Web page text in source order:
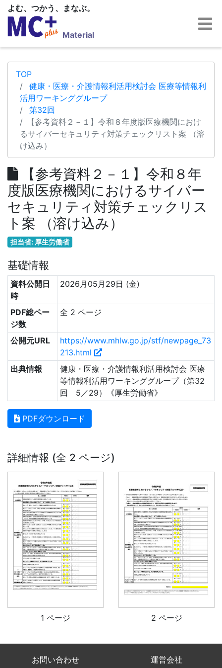
よむ、つかう、まなぶ。
Material
TOP
健康・医療・介護情報利活用検討会 医療等情報利
活用ワーキンググループ
第32回
【参考資料２－１】令和８年度版医療機関におけ
るサイバーセキュリティ対策チェックリスト案 （溶
け込み）
【参考資料２－１】令和８年
度版医療機関におけるサイバー
セキュリティ対策チェックリス
ト案 （溶け込み）
担当省: 厚生労働省
基礎情報
資料公開日
時
2026月05月29日 (金)
PDF総ペー
ジ数
全 2 ページ
公開元URL
https://www.mhlw.go.jp/stf/newpage_73
213.html
出典情報
健康・医療・介護情報利活用検討会 医療
等情報利活用ワーキンググループ（第32
回 5／29）《厚生労働省》
PDFダウンロード
詳細情報 (全 2 ページ)
1 ページ 2 ページ
お問い合わせ 運営会社